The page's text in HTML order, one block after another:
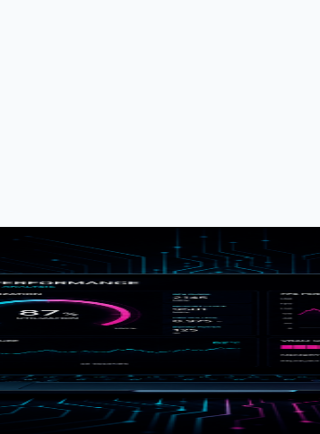
从 13 FPS 到 60 FPS 的完整诊
Chrome
Pro 5300M) 双显卡机型 WebGL 性能异常的完
gpu` 启动参数找到根因，FPS 从